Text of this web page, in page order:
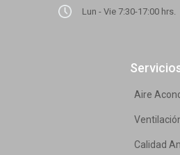
Lun - Vie 7:30-17:00 hrs.
Aire
Calidad